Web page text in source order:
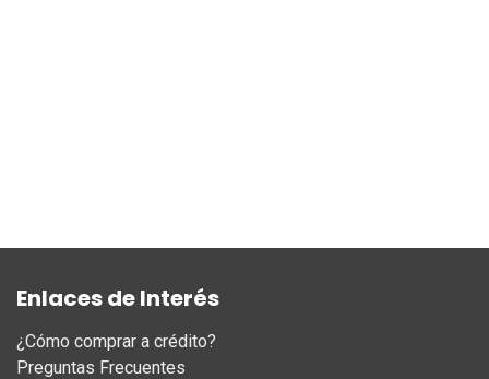
Enlaces de Interés
¿Cómo comprar a crédito?
Preguntas Frecuentes